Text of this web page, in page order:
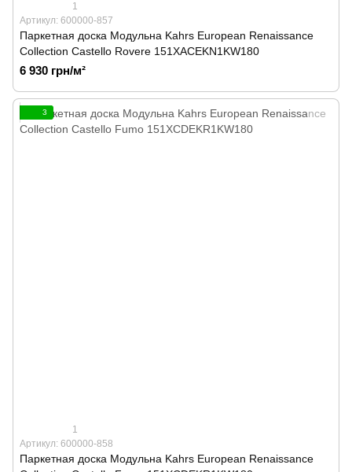
1
Артикул: 600000-857
Паркетная доска Модульна Kahrs European Renaissance
Collection Castello Rovere 151XACEKN1KW180
6 930 грн/м²
3
1
Артикул: 600000-858
Паркетная доска Модульна Kahrs European Renaissance